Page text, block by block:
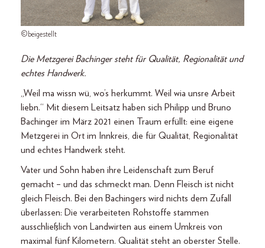
©beigestellt
Die Metzgerei Bachinger steht für Qualität, Regionalität und
echtes Handwerk.
„Weil ma wissn wü, wo’s herkummt. Weil wia unsre Arbeit
liebn.“ Mit diesem Leitsatz haben sich Philipp und Bruno
Bachinger im März 2021 einen Traum erfüllt: eine eigene
Metzgerei in Ort im Innkreis, die für Qualität, Regionalität
und echtes Handwerk steht.
Vater und Sohn haben ihre Leidenschaft zum Beruf
gemacht – und das schmeckt man. Denn Fleisch ist nicht
gleich Fleisch. Bei den Bachingers wird nichts dem Zufall
überlassen: Die verarbeiteten Rohstoffe stammen
ausschließlich von Landwirten aus einem Umkreis von
maximal fünf Kilometern. Qualität steht an oberster Stelle.